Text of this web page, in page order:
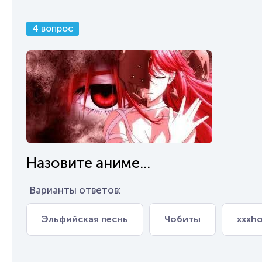
4 вопрос
Назовите аниме...
Варианты ответов:
Эльфийская песнь Чобиты